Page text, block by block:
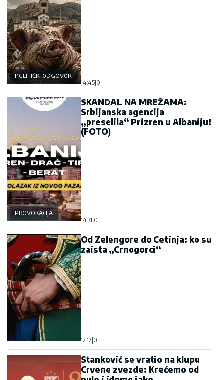
POLITIČKI ODGOVOR
14:45 0
PROVOKACIJA
SKANDAL NA MREŽAMA:
Srbijanska agencija
„preselila“ Prizren u Albaniju!
(FOTO)
14:31 0
Od Zelengore do Cetinja: ko su
zaista „Crnogorci“
12:17 0
Stanković se vratio na klupu
Crvene zvezde: Krećemo od